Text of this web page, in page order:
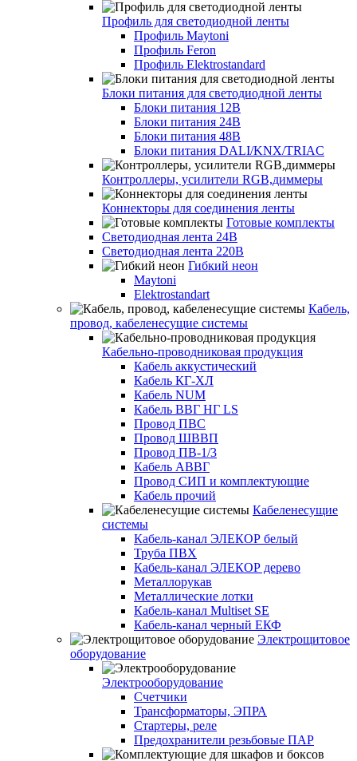
Профиль для светодиодной ленты
Профиль Maytoni
Профиль Feron
Профиль Elektrostandard
Блоки питания для светодиодной ленты
Блоки питания 12В
Блоки питания 24В
Блоки питания 48В
Блоки питания DALI/KNX/TRIAC
Контроллеры, усилители RGB,диммеры
Коннекторы для соединения ленты
Готовые комплекты
Светодиодная лента 24В
Светодиодная лента 220В
Гибкий неон
Maytoni
Elektrostandart
Кабель,
провод, кабеленесущие системы
Кабельно-проводниковая продукция
Кабель аккустический
Кабель КГ-ХЛ
Кабель NUM
Кабель ВВГ НГ LS
Провод ПВС
Провод ШВВП
Провод ПВ-1/3
Кабель АВВГ
Провод СИП и комплектующие
Кабель прочий
Кабеленесущие
системы
Кабель-канал ЭЛЕКОР белый
Труба ПВХ
Кабель-канал ЭЛЕКОР дерево
Металлорукав
Металлические лотки
Кабель-канал Multiset SE
Кабель-канал черный ЕКФ
Электрощитовое
оборудование
Электрооборудование
Счетчики
Трансформаторы, ЭПРА
Стартеры, реле
Предохранители резьбовые ПАР